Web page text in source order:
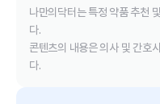
나만의닥터는 특정 약품 추천
다.
콘텐츠의 내용은 의사 및 간호
다.